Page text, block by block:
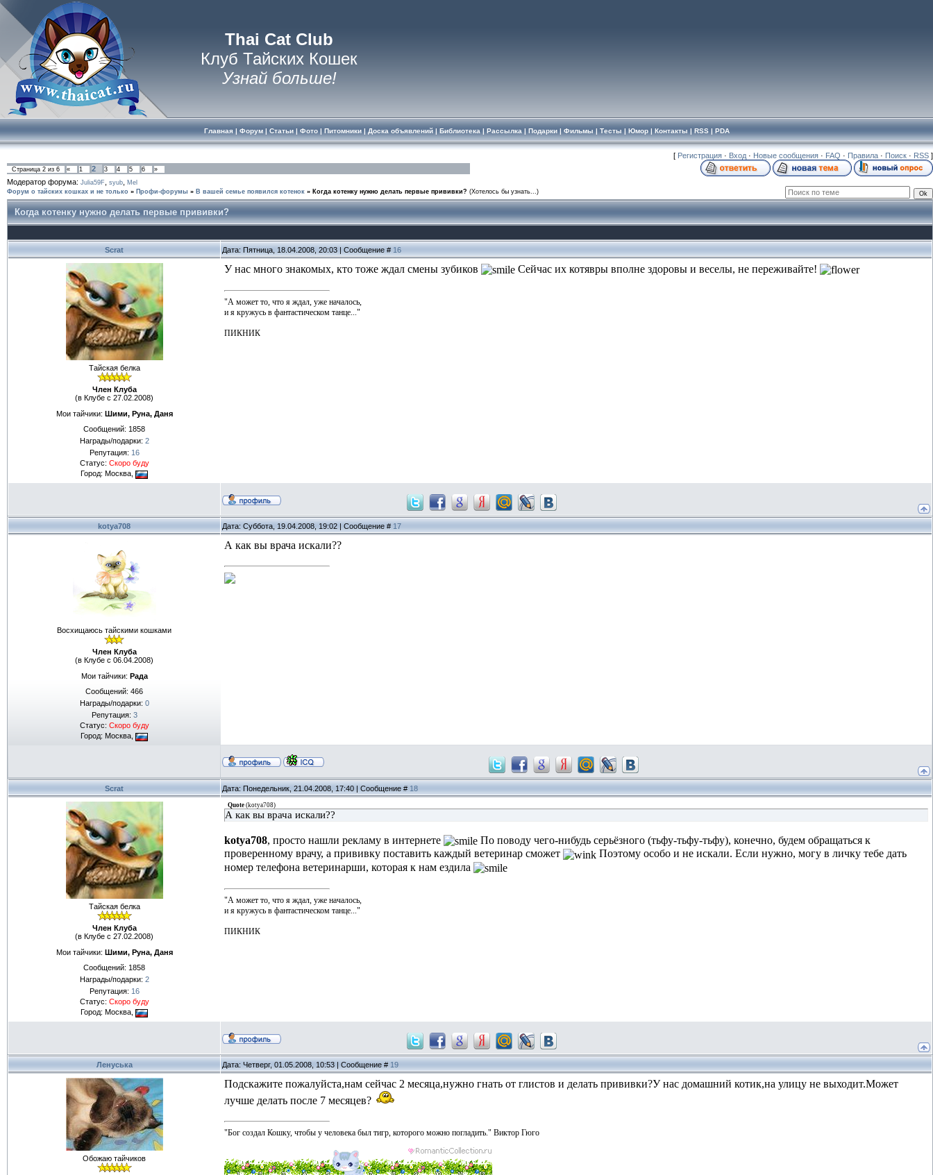
Thai Cat Club
Клуб Тайских Кошек
Узнай больше!
Главная| Форум| Статьи| Фото| Питомники| Доска объявлений| Библиотека | Рассылка | Подарки| Фильмы | Тесты | Юмор| Контакты | RSS| PDA
[ Регистрация · Вход · Новые сообщения · FAQ · Правила · Поиск · RSS ]
Страница 2 из 6 « 1 2 3 4 5 6 »
Модератор форума: Julia59F syub
Mel
Форум о тайских кошках и не только » Профи-форумы » В вашей семье появился котенок » Когда котенку нужно делать первые прививки? (Хотелось бы узнать...)
Когда котенку нужно делать первые прививки?
Scrat Дата: Пятница, 18.04.2008, 20:03 | Сообщение # 16
Тайская белка
Член Клуба
(в Клубе с 27.02.2008)
Мои тайчики: Шими, Руна, Даня
Сообщений: 1858
Награды/подарки: 2
Репутация: 16
Статус: Скоро буду
Город: Москва,
У нас много знакомых, кто тоже ждал смены зубиков Сейчас их котявры вполне здоровы и веселы, не переживайте!
"А может то, что я ждал, уже началось,
и я кружусь в фантастическом танце..."
ПИКНИК
kotya708 Дата: Суббота, 19.04.2008, 19:02 | Сообщение # 17
Восхищаюсь тайскими кошками
Член Клуба
(в Клубе с 06.04.2008)
Мои тайчики: Рада
Сообщений: 466
Награды/подарки: 0
Репутация: 3
Статус: Скоро буду
Город: Москва,
А как вы врача искали??
Scrat Дата: Понедельник, 21.04.2008, 17:40 | Сообщение # 18
Тайская белка
Член Клуба
(в Клубе с 27.02.2008)
Мои тайчики: Шими, Руна, Даня
Сообщений: 1858
Награды/подарки: 2
Репутация: 16
Статус: Скоро буду
Город: Москва,
Quote (kotya708)
А как вы врача искали??
kotya708, просто нашли рекламу в интернете
По поводу чего-нибудь серьёзного (тьфу-тьфу-тьфу), конечно, будем обращаться к
проверенному врачу, а прививку поставить каждый ветеринар сможет
Поэтому особо и не искали. Если нужно, могу в личку тебе дать
номер телефона ветеринарши, которая к нам ездила
"А может то, что я ждал, уже началось,
и я кружусь в фантастическом танце..."
ПИКНИК
Ленуська Дата: Четверг, 01.05.2008, 10:53 | Сообщение # 19
Обожаю тайчиков
Подскажите пожалуйста,нам сейчас 2 месяца,нужно гнать от глистов и делать прививки?У нас домашний котик,на улицу не выходит.Может
лучше делать после 7 месяцев?
"Бог создал Кошку, чтобы у человека был тигр, которого можно погладить." Виктор Гюго